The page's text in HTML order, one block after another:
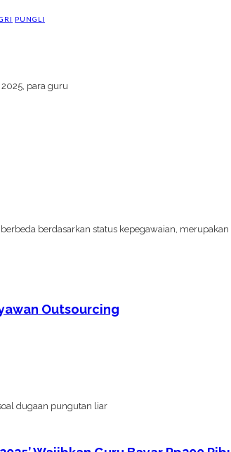
PUNGLI
2025, para guru
berdasarkan status kepegawaian,
Outsourcing
dugaan pungutan liar